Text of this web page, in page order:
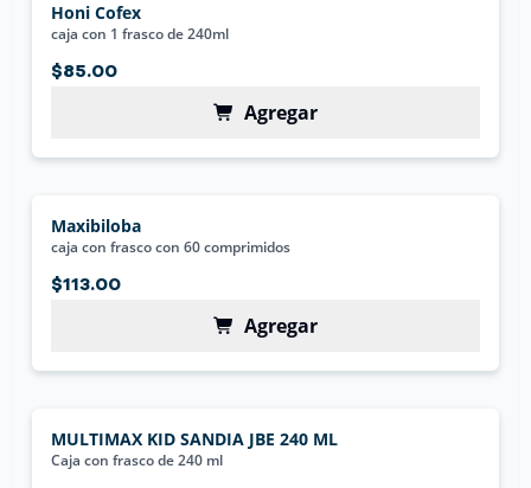
Honi Cofex
caja con 1 frasco de 240ml
$85.00
Agregar
Maxibiloba
caja con frasco con 60 comprimidos
$113.00
Agregar
MULTIMAX KID SANDIA JBE 240 ML
Caja con frasco de 240 ml